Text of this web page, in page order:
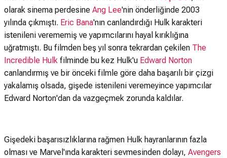
olarak sinema perdesine Ang Lee'nin önderliğinde 2003
yılında çıkmıştı. Eric Bana'nın canlandırdığı Hulk karakteri
istenileni verememiş ve yapımcılarını hayal kırıklığına
uğratmıştı. Bu filmden beş yıl sonra tekrardan çekilen The
Incredible Hulk filminde bu kez Hulk'u Edward Norton
canlandırmış ve bir önceki filmle göre daha başarılı bir çizgi
yakalamış olsada, gişede istenileni veremeyince yapımcılar
Edward Norton'dan da vazgeçmek zorunda kaldılar.
Gişedeki başarısızlıklarına rağmen Hulk hayranlarının fazla
olması ve Marvel'ında karakteri sevmesinden dolayı, Avengers